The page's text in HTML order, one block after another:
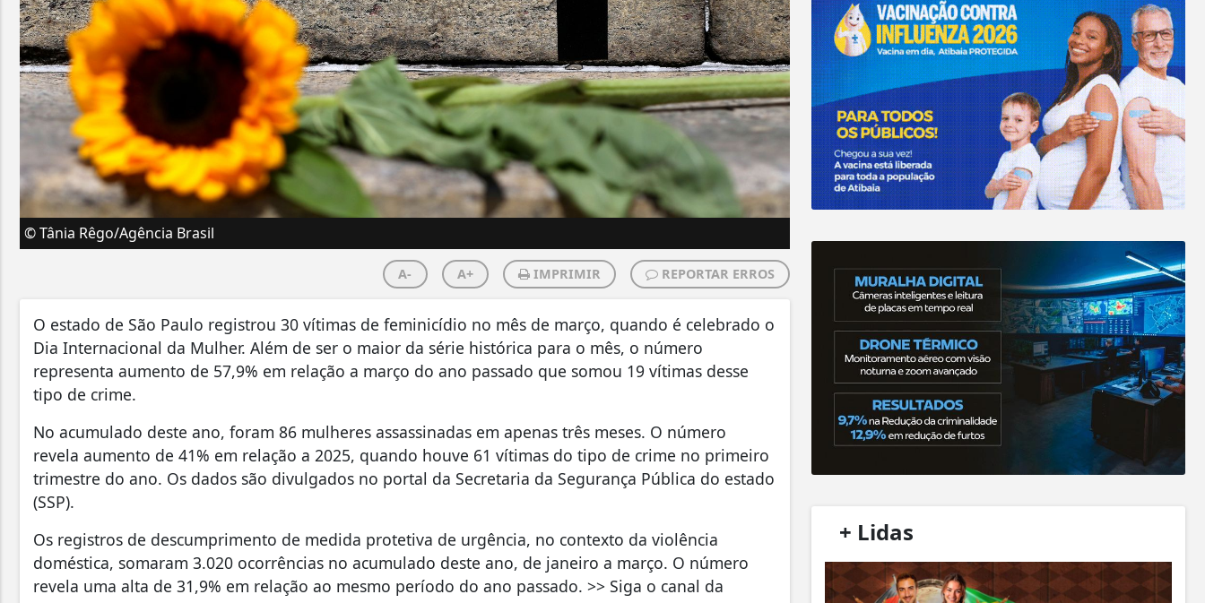
© Tânia Rêgo/Agência Brasil
A- A+ IMPRIMIR REPORTAR ERROS
O estado de São Paulo registrou 30 vítimas de feminicídio no mês de março, quando é celebrado o
Dia Internacional da Mulher. Além de ser o maior da série histórica para o mês, o número
representa aumento de 57,9% em relação a março do ano passado que somou 19 vítimas desse
tipo de crime.
No acumulado deste ano, foram 86 mulheres assassinadas em apenas três meses. O número
revela aumento de 41% em relação a 2025, quando houve 61 vítimas do tipo de crime no primeiro
trimestre do ano. Os dados são divulgados no portal da Secretaria da Segurança Pública do estado
(SSP).
Os registros de descumprimento de medida protetiva de urgência, no contexto da violência
doméstica, somaram 3.020 ocorrências no acumulado deste ano, de janeiro a março. O número
revela uma alta de 31,9% em relação ao mesmo período do ano passado. >> Siga o canal da
+ Lidas